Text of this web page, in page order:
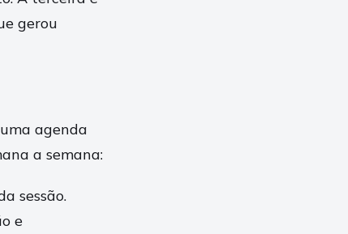
gerou
agenda
a semana:
sessão.
e